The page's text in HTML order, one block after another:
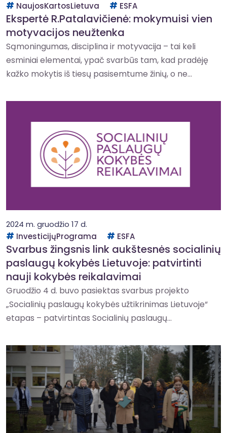
NaujosKartosLietuva
ESFA
Ekspertė R.Patalavičienė: mokymuisi vien
motyvacijos neužtenka
Sąmoningumas, disciplina ir motyvacija – tai keli
esminiai elementai, ypač svarbūs tam, kad pradėję
kažko mokytis iš tiesų pasisemtume žinių, o ne...
2024 m. gruodžio 17 d.
InvesticijųPrograma
ESFA
Svarbus žingsnis link aukštesnės socialinių
paslaugų kokybės Lietuvoje: patvirtinti
nauji kokybės reikalavimai
Gruodžio 4 d. buvo pasiektas svarbus projekto
„Socialinių paslaugų kokybės užtikrinimas Lietuvoje“
etapas – patvirtintas Socialinių paslaugų...